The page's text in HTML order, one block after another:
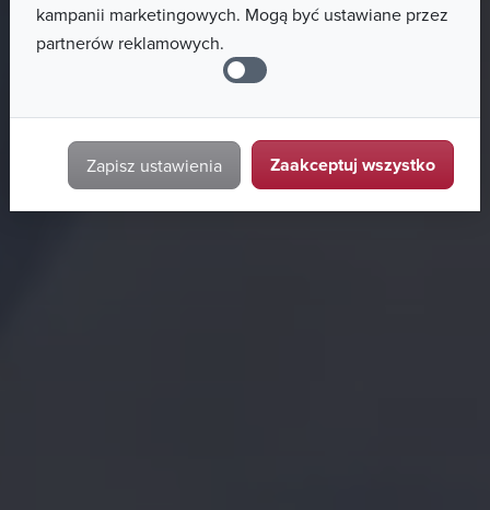
kampanii marketingowych. Mogą być ustawiane przez
partnerów reklamowych.
Zapisz ustawienia Zaakceptuj wszystko